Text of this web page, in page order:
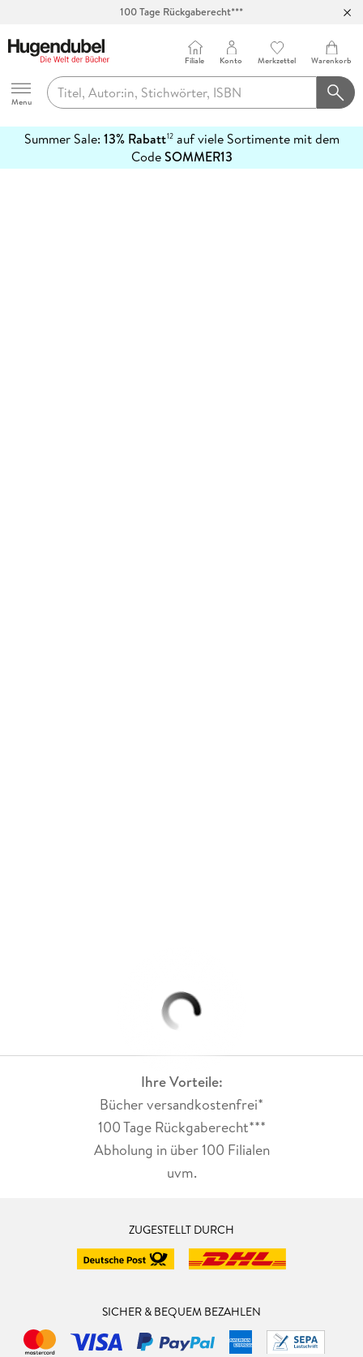
100 Tage Rückgaberecht***
Hugendubel
Menu
Filiale Konto Merkzettel Warenkorb
Summer Sale: 13% Rabatt12auf viele Sortimente mit dem
CodeSOMMER13
erfahren
Ihre Vorteile:
Bücher versandkostenfrei*
100 Tage Rückgaberecht***
Abholung in über 100 Filialen
uvm.
ZUGESTELLT DURCH
SICHER & BEQUEM BEZAHLEN